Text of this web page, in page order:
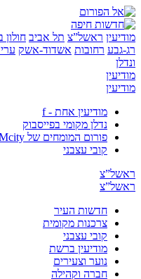
ראשל”צ תל אביב חולון בת ים
רחובות אשדוד-אשק ערי הגליל
מודיעין אחת - f
נדלן מקומי בפייסבוק
פורום המומחים של Mcity
קובי עצבני
חדשות העיר
צרכנות מקומית
קובי עצבני
מודיעין ברשת
נוער וצעירים
חברה וקהילה